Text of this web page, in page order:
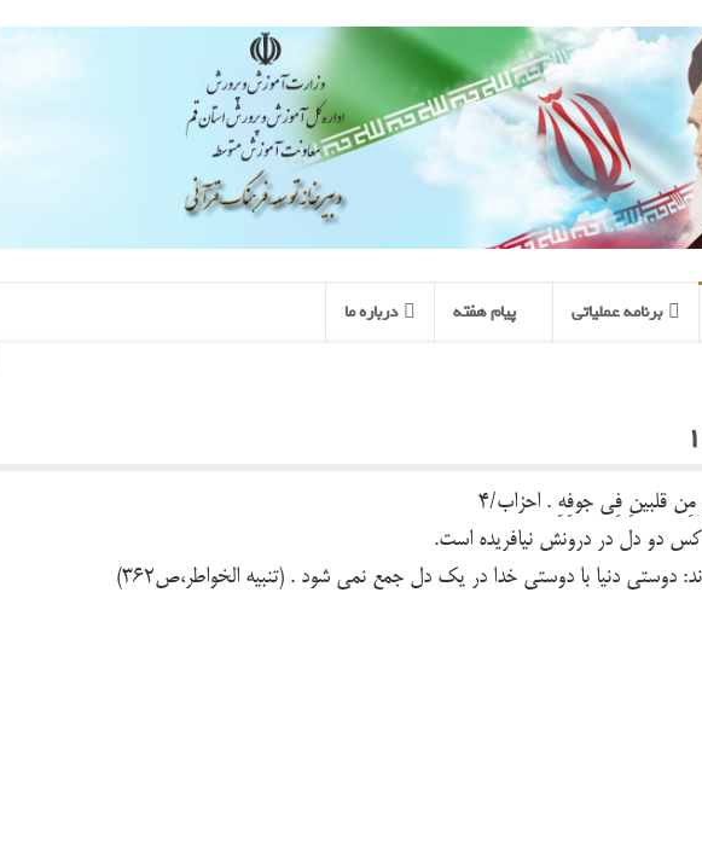
برنامه عملیاتی پیام هفته درباره ما
مِن قَلبَینِ فِی جَوفِهِ . احزاب/4
کس دو دل در درونش نیافریده است.
دوستی دنیا با دوستی خدا در یک دل جمع نمی شود . (تنبیه الخواطر،ص362)